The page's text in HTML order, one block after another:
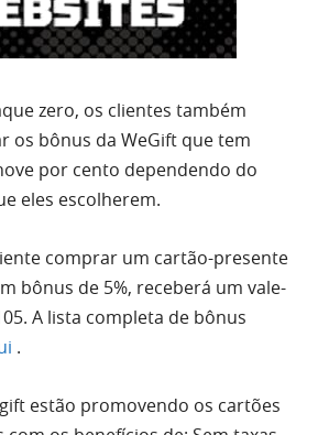
zero, os clientes também
os bônus da WeGift que tem
por cento dependendo do
eles escolherem.
comprar um cartão-presente
bônus de 5%, receberá um vale-
A lista completa de bônus
.
estão promovendo os cartões